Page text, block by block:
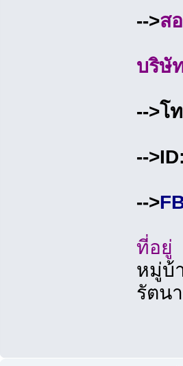
-->ส
บริษั
-->โ
--
-->
ที่อยู่
หมู่บ้
รัตน